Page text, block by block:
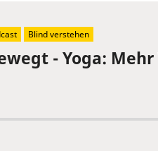
- Yoga:
Blind verstehen